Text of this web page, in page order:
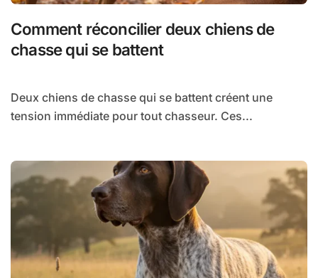
Comment réconcilier deux chiens de
chasse qui se battent
Deux chiens de chasse qui se battent créent une
tension immédiate pour tout chasseur. Ces...